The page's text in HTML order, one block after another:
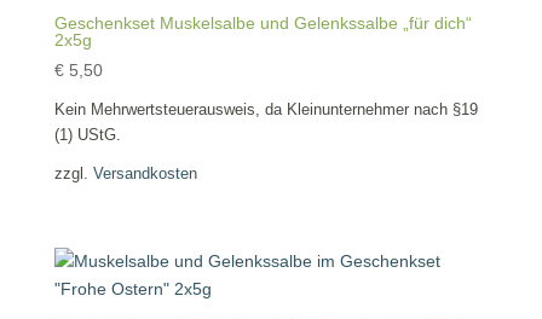
Geschenkset Muskelsalbe und Gelenkssalbe „für dich“
2x5g
€5,50
Kein Mehrwertsteuerausweis, da Kleinunternehmer nach §19
(1) UStG.
zzgl. Versandkosten